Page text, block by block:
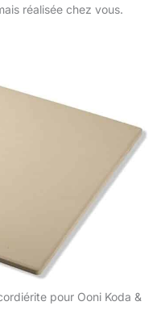
réalisée chez vous.
pour Ooni Koda &